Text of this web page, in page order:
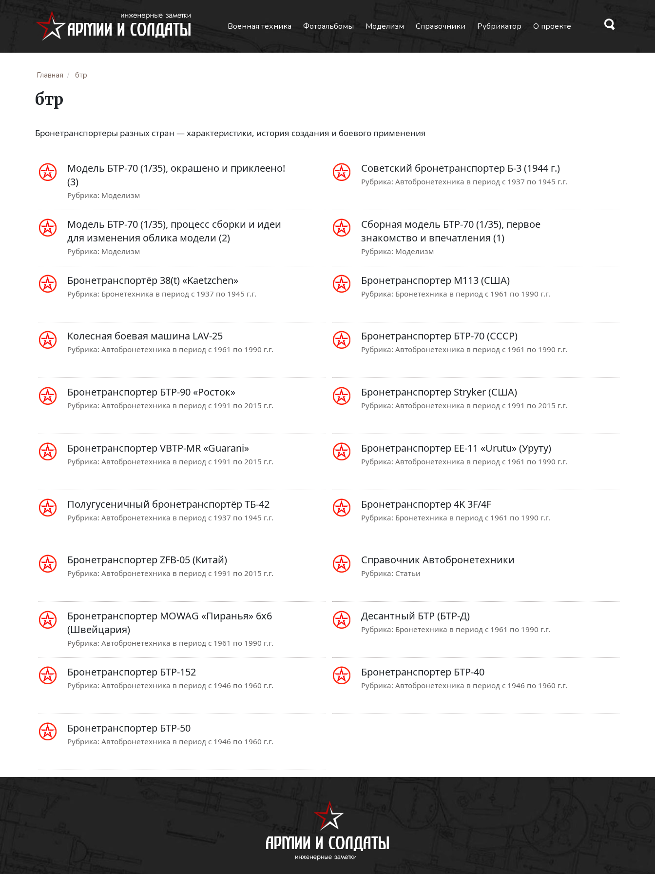
Военная техника Фотоальбомы Моделизм Справочники Рубрикатор О проекте
Главная бтр
бтр
Бронетранспортеры разных стран — характеристики, история создания и боевого применения
Модель БТР-70 (1/35), окрашено и приклеено!
(3)
Рубрика: Моделизм
Советский бронетранспортер Б-3 (1944 г.)
Рубрика: Автобронетехника в период с 1937 по 1945 г.г.
Модель БТР-70 (1/35), процесс сборки и идеи
для изменения облика модели (2)
Рубрика: Моделизм
Сборная модель БТР-70 (1/35), первое
знакомство и впечатления (1)
Рубрика: Моделизм
Бронетранспортёр 38(t) «Kaetzchen»
Рубрика: Бронетехника в период с 1937 по 1945 г.г.
Бронетранспортер М113 (США)
Рубрика: Бронетехника в период с 1961 по 1990 г.г.
Колесная боевая машина LAV-25
Рубрика:Автобронетехника в период с 1961 по 1990 г.г.
Бронетранспортер БТР-70 (СССР)
Рубрика: Автобронетехника в период с 1961 по 1990 г.г.
Бронетранспортер БТР-90 «Росток»
Рубрика:Автобронетехника в период с 1991 по 2015 г.г.
Бронетранспортер Stryker (США)
Рубрика: Автобронетехника в период с 1991 по 2015 г.г.
Бронетранспортер VBTP-MR «Guarani»
Рубрика:Автобронетехника в период с 1991 по 2015 г.г.
Бронетранспортер ЕЕ-11 «Urutu» (Уруту)
Рубрика: Автобронетехника в период с 1961 по 1990 г.г.
Полугусеничный бронетранспортёр ТБ-42
Рубрика:Автобронетехника в период с 1937 по 1945 г.г.
Бронетранспортер 4K 3F/4F
Рубрика: Бронетехника в период с 1961 по 1990 г.г.
Бронетранспортер ZFB-05 (Китай)
Рубрика:Автобронетехника в период с 1991 по 2015 г.г.
Справочник Автобронетехники
Рубрика: Статьи
Бронетранспортер MOWAG «Пиранья» 6х6
(Швейцария)
Рубрика:Автобронетехника в период с 1961 по 1990 г.г.
Десантный БТР (БТР-Д)
Рубрика: Бронетехника в период с 1961 по 1990 г.г.
Бронетранспортер БТР-152
Рубрика:Автобронетехника в период с 1946 по 1960 г.г.
Бронетранспортер БТР-40
Рубрика: Автобронетехника в период с 1946 по 1960 г.г.
Бронетранспортер БТР-50
Рубрика:Автобронетехника в период с 1946 по 1960 г.г.